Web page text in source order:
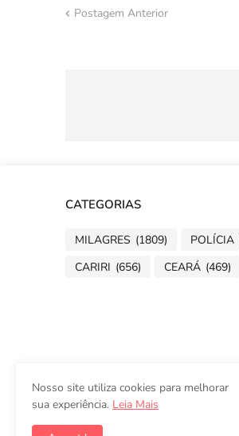
Postagem Anterior
CATEGORIAS
MILAGRES (1809) POLÍCIA
CARIRI (656) CEARÁ (469)
Nosso site utiliza cookies para melhorar
sua experiência. Leia Mais